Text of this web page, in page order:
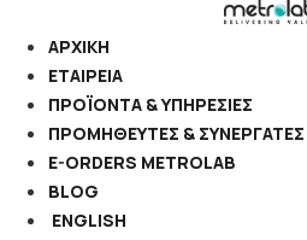
στο
περιεχόμενο
ΑΡΧΙΚΗ
ΕΤΑΙΡΕΙΑ
ΠΡΟΪΟΝΤΑ & ΥΠΗΡΕΣΙΕΣ
ΠΡΟΜΗΘΕΥΤΕΣ & ΣΥΝΕΡΓΑΤΕΣ
E-ORDERS METROLAB
BLOG
ENGLISH